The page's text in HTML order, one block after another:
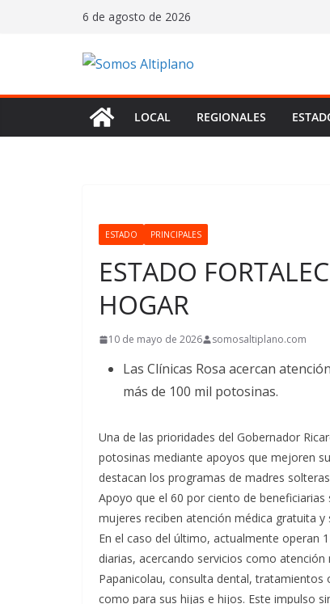
6 de agosto de 2026
LOCAL REGIONALES
ESTADO PRINCIPALES
ESTADO
HOGAR
10 de mayo de 2026 somosaltiplano.com
Las Clínicas Rosa acercan
más de 100 mil potosinas.
Una de las prioridades del Gobernador
potosinas mediante apoyos que mejoren
destacan los programas de madres
Apoyo que el 60 por ciento de
mujeres reciben atención médica gratuita
En el caso del último, actualmente operan
diarias, acercando servicios como
Papanicolau, consulta dental,
como para sus hijas e hijos. Este impulso